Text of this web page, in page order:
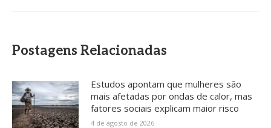
Postagens Relacionadas
Estudos apontam que mulheres são
mais afetadas por ondas de calor, mas
fatores sociais explicam maior risco
4 de agosto de 2026